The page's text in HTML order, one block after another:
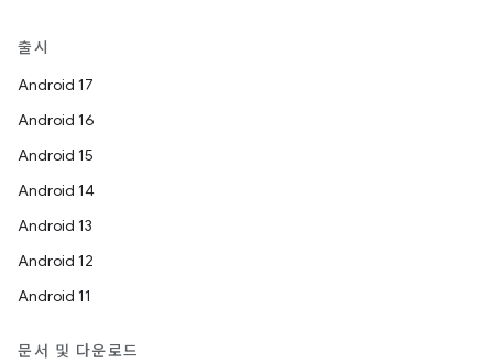
출시
Android 17
Android 16
Android 15
Android 14
Android 13
Android 12
Android 11
문서 및 다운로드